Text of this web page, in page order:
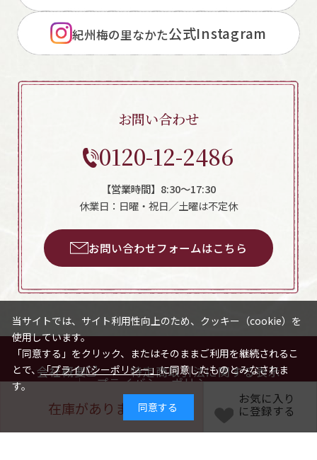
在庫がありません
お気に入り
に登録する
紀州梅の里なかた公式Instagram
お問い合わせ
0120-12-2486
【営業時間】8:30～17:30
休業日：日曜・祝日／土曜は不定休
お問い合わせフォームはこちら
会社概要 特定商取引法に関する表示
プライバシーポリシー
サイトマップ
Copyright © NAKATAFOODS.CO.,LTD All Rights Reserved.
当サイトでは、サイト利用性向上のため、クッキー（cookie）を
使用しています。
「同意する」をクリック、またはそのままご利用を継続されるこ
とで、「プライバシーポリシー」に同意したものとみなされま
す。
同意する